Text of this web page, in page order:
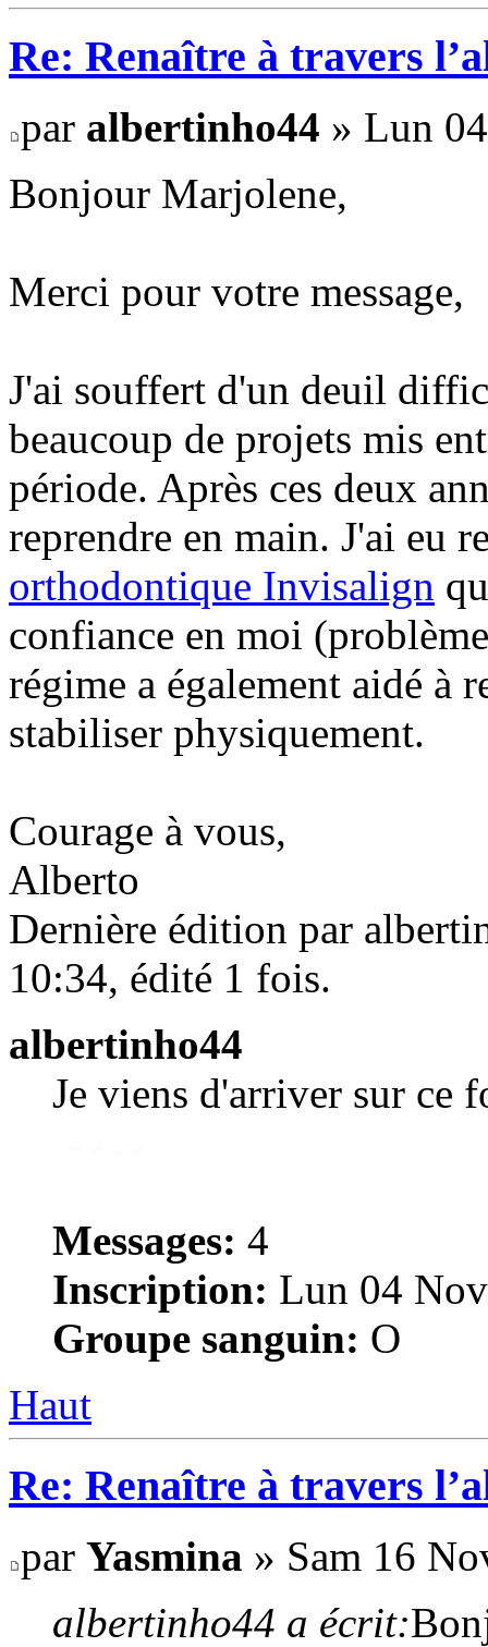
Re: Renaître à travers
par albertinho44 » Lun
Bonjour Marjolene,
Merci pour votre message,
J'ai souffert d'un deuil
beaucoup de projets mis
période. Après ces deux
reprendre en main. J'ai eu
orthodontique Invisalign
confiance en moi
régime a également aidé à
stabiliser physiquement.
Courage à vous,
Alberto
Dernière édition par
10:34, édité 1 fois.
albertinho44
Je viens d'arriver sur ce
Messages: 4
Inscription: Lun 04
Groupe sanguin: O
Haut
Re: Renaître à travers
par Yasmina » Sam 16
albertinho44 a écrit: